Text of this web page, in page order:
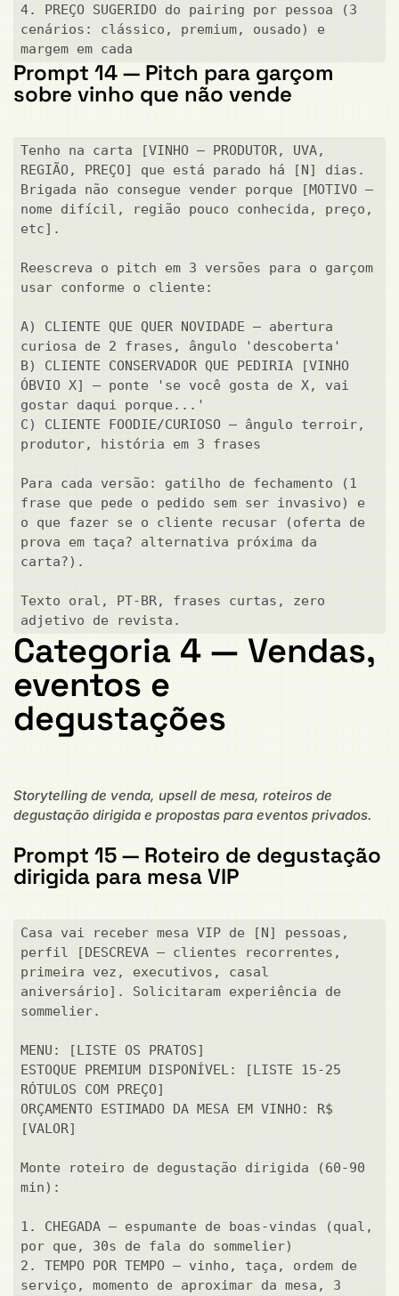
4. PREÇO SUGERIDO do pairing por pessoa (3
cenários: clássico, premium, ousado) e
margem em cada
Prompt 14 — Pitch para garçom
sobre vinho que não vende
Tenho na carta [VINHO — PRODUTOR, UVA,
REGIÃO, PREÇO] que está parado há [N] dias.
Brigada não consegue vender porque [MOTIVO —
nome difícil, região pouco conhecida, preço,
etc].
Reescreva o pitch em 3 versões para o garçom
usar conforme o cliente:
A) CLIENTE QUE QUER NOVIDADE — abertura
curiosa de 2 frases, ângulo 'descoberta'
B) CLIENTE CONSERVADOR QUE PEDIRIA [VINHO
ÓBVIO X] — ponte 'se você gosta de X, vai
gostar daqui porque...'
C) CLIENTE FOODIE/CURIOSO — ângulo terroir,
produtor, história em 3 frases
Para cada versão: gatilho de fechamento (1
frase que pede o pedido sem ser invasivo) e
o que fazer se o cliente recusar (oferta de
prova em taça? alternativa próxima da
carta?).
Texto oral, PT-BR, frases curtas, zero
adjetivo de revista.
Categoria 4 — Vendas,
eventos e
degustações
Storytelling de venda, upsell de mesa, roteiros de
degustação dirigida e propostas para eventos privados.
Prompt 15 — Roteiro de degustação
dirigida para mesa VIP
Casa vai receber mesa VIP de [N] pessoas,
perfil [DESCREVA — clientes recorrentes,
primeira vez, executivos, casal
aniversário]. Solicitaram experiência de
sommelier.
MENU: [LISTE OS PRATOS]
ESTOQUE PREMIUM DISPONÍVEL: [LISTE 15-25
RÓTULOS COM PREÇO]
ORÇAMENTO ESTIMADO DA MESA EM VINHO: R$
[VALOR]
Monte roteiro de degustação dirigida (60-90
min):
1. CHEGADA — espumante de boas-vindas (qual,
por que, 30s de fala do sommelier)
2. TEMPO POR TEMPO — vinho, taça, ordem de
serviço, momento de aproximar da mesa, 3